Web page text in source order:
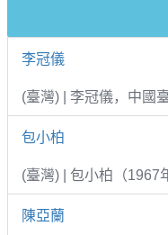
李冠儀
(臺灣) | 李冠儀，中國
包小柏
(臺灣) | 包小柏（1967
陳亞蘭